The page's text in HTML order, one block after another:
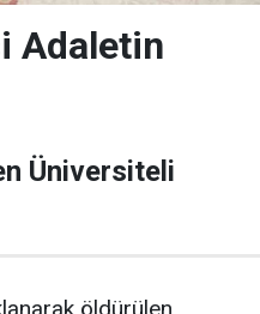
Adaletin
Üniversiteli